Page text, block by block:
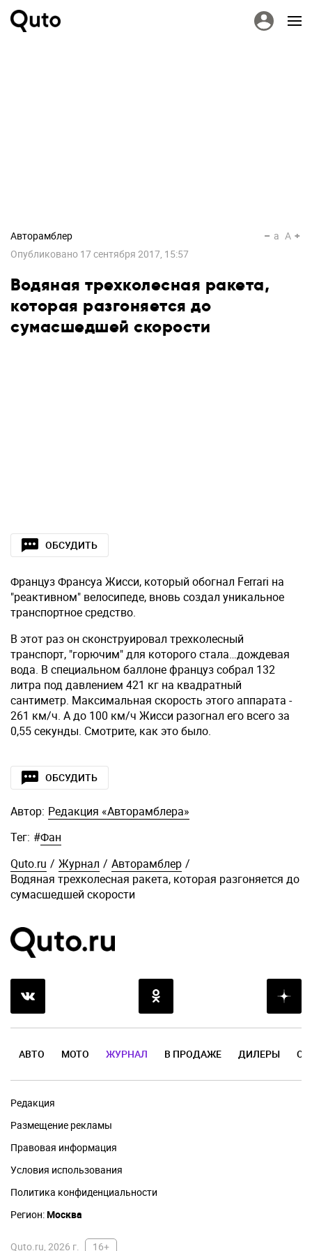
Авторамблер
Опубликовано 17 сентября 2017, 15:57
a A
Водяная трехколесная ракета,
которая разгоняется до
сумасшедшей скорости
ОБСУДИТЬ
Француз Франсуа Жисси, который обогнал Ferrari на
"реактивном" велосипеде, вновь создал уникальное
транспортное средство.
В этот раз он сконструировал трехколесный
транспорт, "горючим" для которого стала…дождевая
вода. В специальном баллоне француз собрал 132
литра под давлением 421 кг на квадратный
сантиметр. Максимальная скорость этого аппарата -
261 км/ч. А до 100 км/ч Жисси разогнал его всего за
0,55 секунды. Смотрите, как это было.
ОБСУДИТЬ
Автор: Редакция «Авторамблера»
Тег: #Фан
Quto.ru / Журнал / Авторамблер /
Водяная трехколесная ракета, которая разгоняется до
сумасшедшей скорости
АВТО МОТО ЖУРНАЛ В ПРОДАЖЕ ДИЛЕРЫ
Редакция
Размещение рекламы
Правовая информация
Условия использования
Политика конфиденциальности
Регион:Москва
Quto.ru, 2026 г. 16+